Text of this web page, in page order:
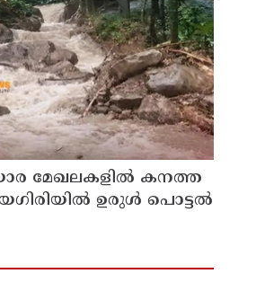
മേഖലകളിൽ കനത്ത
ഉരുൾ പൊട്ടൽ